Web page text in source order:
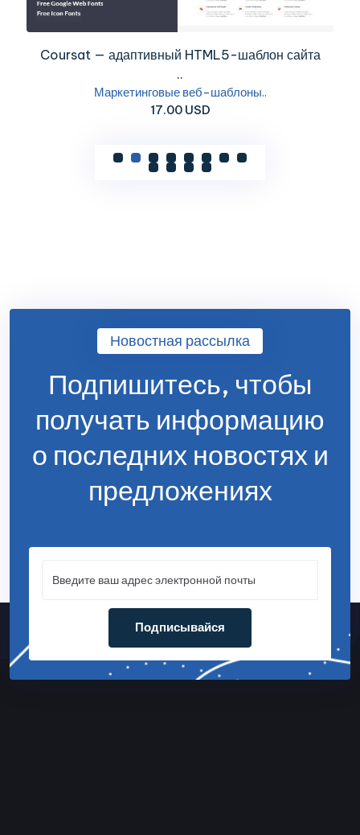
Coursat — адаптивный HTML5-шаблон сайта
..
Маркетинговые веб-шаблоны..
17.00 USD
Новостная рассылка
Подпишитесь, чтобы
получать информацию
о последних новостях и
предложениях
Подписывайся